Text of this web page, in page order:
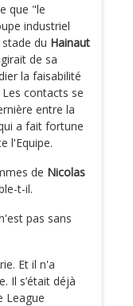
que "le
industriel
du Hainaut
de sa
la faisabilité
Les contacts se
entre la
a fait fortune
l'Equipe.
de Nicolas
t-il.
pas sans
Et il n'a
Il s’était déjà
League